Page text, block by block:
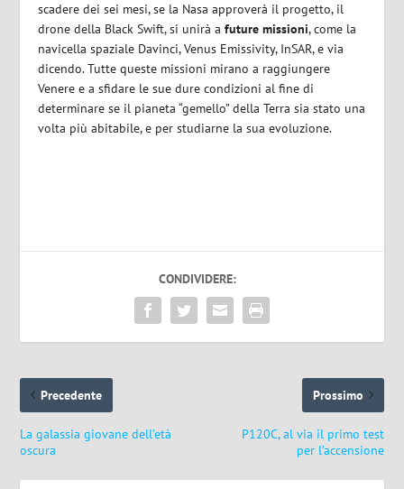
scadere dei sei mesi, se la Nasa approverà il progetto, il
drone della Black Swift, si unirà afuture missioni, come la
navicella spaziale Davinci, Venus Emissivity, InSAR, e via
dicendo. Tutte queste missioni mirano a raggiungere
Venere e a sfidare le sue dure condizioni al fine di
determinare se il pianeta “gemello” della Terra sia stato una
volta più abitabile, e per studiarne la sua evoluzione.
CONDIVIDERE:
Precedente
La galassia giovane dell’età
oscura
Prossimo
P120C, al via il primo test
per l’accensione